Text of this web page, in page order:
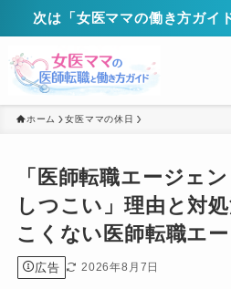
次は「女医ママの働き方ガイ
ホーム 女医ママの休日
「医師転職エージェ
しつこい」理由と対
こくない医師転職エー
広告 2026年8月7日